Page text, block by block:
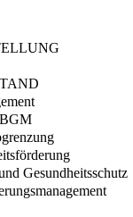
Gesundheitsschutz